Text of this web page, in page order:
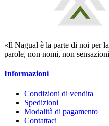
«Il Nagual è la parte di noi per
parole, non nomi, non
Informazioni
Condizioni di vendita
Spedizioni
Modalità di pagamento
Contattaci